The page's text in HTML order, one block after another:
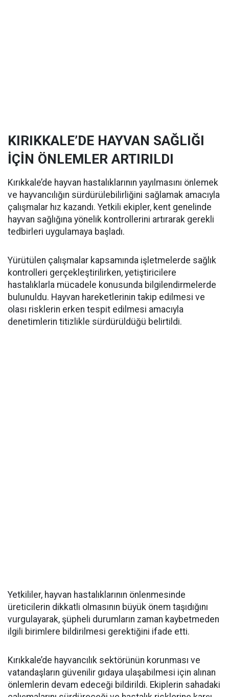
KIRIKKALE’DE HAYVAN SAĞLIĞI
İÇİN ÖNLEMLER ARTIRILDI
Kırıkkale’de hayvan hastalıklarının yayılmasını önlemek
ve hayvancılığın sürdürülebilirliğini sağlamak amacıyla
çalışmalar hız kazandı. Yetkili ekipler, kent genelinde
hayvan sağlığına yönelik kontrollerini artırarak gerekli
tedbirleri uygulamaya başladı.
Yürütülen çalışmalar kapsamında işletmelerde sağlık
kontrolleri gerçekleştirilirken, yetiştiricilere
hastalıklarla mücadele konusunda bilgilendirmelerde
bulunuldu. Hayvan hareketlerinin takip edilmesi ve
olası risklerin erken tespit edilmesi amacıyla
denetimlerin titizlikle sürdürüldüğü belirtildi.
Yetkililer, hayvan hastalıklarının önlenmesinde
üreticilerin dikkatli olmasının büyük önem taşıdığını
vurgulayarak, şüpheli durumların zaman kaybetmeden
ilgili birimlere bildirilmesi gerektiğini ifade etti.
Kırıkkale’de hayvancılık sektörünün korunması ve
vatandaşların güvenilir gıdaya ulaşabilmesi için alınan
önlemlerin devam edeceği bildirildi. Ekiplerin sahadaki